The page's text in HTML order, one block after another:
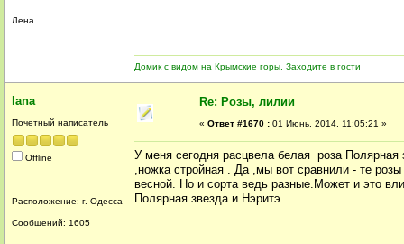
Лена
Домик с видом на Крымские горы. Заходите в гости
lana
Почетный написатель
Offline
Расположение: г. Одесса
Сообщений: 1605
Re: Розы, лилии
« Ответ #1670 : 01 Июнь, 2014, 11:05:21 »
У меня сегодня расцвела белая роза
,ножка стройная . Да ,мы вот сравнили - те
весной. Но и сорта ведь разные.Может и это
Полярная звезда и Нэритэ .